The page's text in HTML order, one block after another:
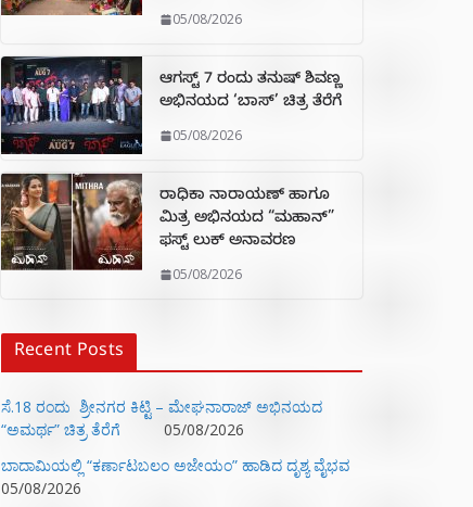
05/08/2026
ಆಗಸ್ಟ್ 7 ರಂದು ತನುಷ್ ಶಿವಣ್ಣ
ಅಭಿನಯದ ‘ಬಾಸ್’ ಚಿತ್ರ ತೆರೆಗೆ
05/08/2026
ರಾಧಿಕಾ ನಾರಾಯಣ್ ಹಾಗೂ
ಮಿತ್ರ ಅಭಿನಯದ “ಮಹಾನ್”
ಫಸ್ಟ್ ಲುಕ್ ಅನಾವರಣ
05/08/2026
Recent Posts
ಸೆ.18 ರಂದು ಶ್ರೀನಗರ ಕಿಟ್ಟಿ – ಮೇಘನಾರಾಜ್ ಅಭಿನಯದ
“ಅಮರ್ಥ” ಚಿತ್ರ ತೆರೆಗೆ
05/08/2026
ಬಾದಾಮಿಯಲ್ಲಿ “ಕರ್ಣಾಟಬಲಂ ಅಜೇಯಂ” ಹಾಡಿದ ದೃಶ್ಯ ವೈಭವ
05/08/2026